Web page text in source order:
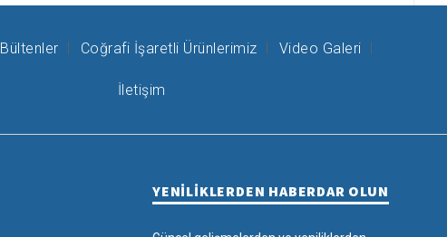
Bültenler Coğrafi İşaretli Ürünlerimiz Video Galeri
İletişim
YENİLİKLERDEN HABERDAR OLUN